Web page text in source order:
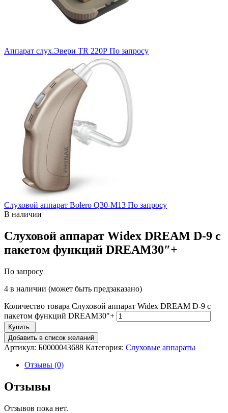
Аппарат слух.Эвери TR 220Р По запросу
Слуховой аппарат Bolero Q30-M13 По запросу
В наличии
Слуховой аппарат Widex DREAM D-9 c
пакетом функций DREAM30″+
По запросу
4 в наличии (может быть предзаказано)
Количество товара Слуховой аппарат Widex DREAM D-9 c
пакетом функций DREAM30"+
Купить.
Добавить в список желаний
Артикул: Б0000043688 Категория: Слуховые аппараты
Отзывы (0)
Отзывы
Отзывов пока нет.